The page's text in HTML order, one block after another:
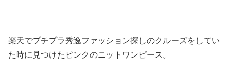
楽天でプチプラ秀逸ファッション探しのクルーズをしてい
た時に見つけたピンクのニットワンピース。